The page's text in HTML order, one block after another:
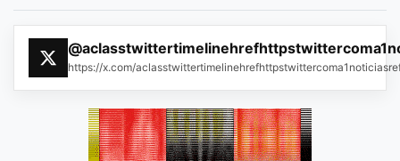
https://x.com/